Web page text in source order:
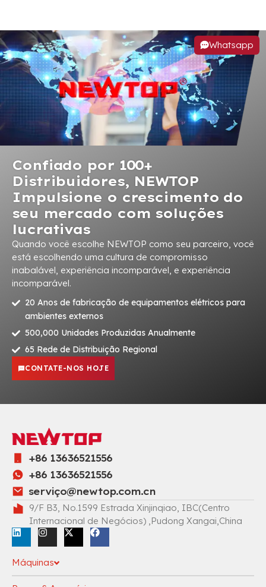
Confiado por 100+
Distribuidores, NEWTOP
Impulsione o crescimento do
seu mercado com soluções
lucrativas
Quando você escolhe NEWTOP como seu parceiro, você
está escolhendo uma cultura de compromisso
inabalável, experiência incomparável, e experiência
incomparável.
20 Anos de fabricação de equipamentos elétricos para
ambientes externos
500,000 Unidades Produzidas Anualmente
65 Rede de Distribuição Regional
CONTATE-NOS HOJE
+86 13636521556
+86 13636521556
serviço@newtop.com.cn
9/F B3, No.1599 Estrada Xinjinqiao, IBC(Centro
Internacional de Negócios) ,Pudong Xangai,China
Máquinas
Whatsapp